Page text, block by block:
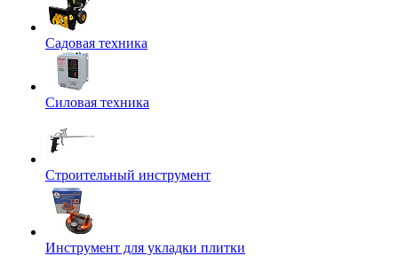
Садовая техника
Силовая техника
Строительный инструмент
Инструмент для укладки плитки